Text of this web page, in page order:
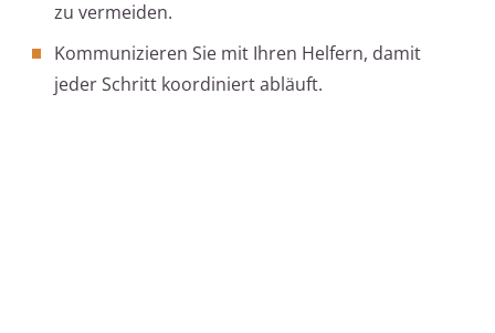
zu vermeiden.
Kommunizieren Sie mit Ihren Helfern, damit
jeder Schritt koordiniert abläuft.